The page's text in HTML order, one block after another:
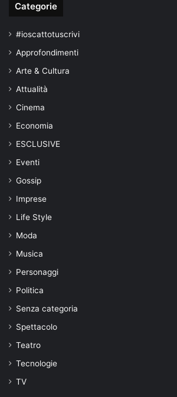
Categorie
#ioscattotuscrivi
Approfondimenti
Arte & Cultura
Attualità
Cinema
Economia
ESCLUSIVE
Eventi
Gossip
Imprese
Life Style
Moda
Musica
Personaggi
Politica
Senza categoria
Spettacolo
Teatro
Tecnologie
TV